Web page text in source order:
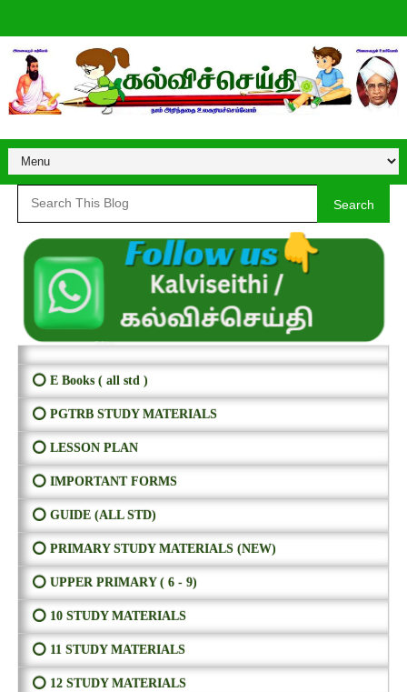
Search
⭕ E Books ( all std )
⭕ PGTRB STUDY MATERIALS
⭕ LESSON PLAN
⭕ IMPORTANT FORMS
⭕ GUIDE (ALL STD)
⭕ PRIMARY STUDY MATERIALS (NEW)
⭕ UPPER PRIMARY ( 6 - 9)
⭕ 10 STUDY MATERIALS
⭕ 11 STUDY MATERIALS
⭕ 12 STUDY MATERIALS